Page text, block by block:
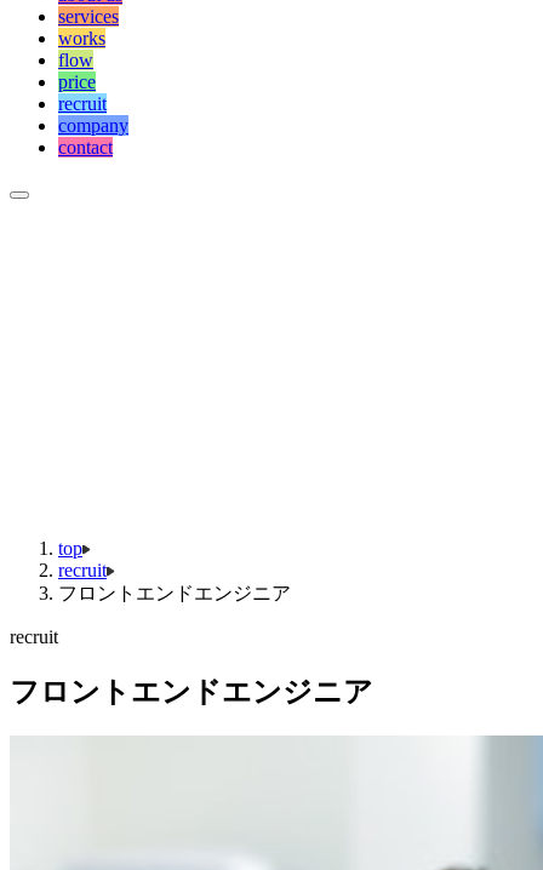
services
works
flow
price
recruit
company
contact
top
recruit
フロントエンドエンジニア
recruit
フロントエンドエンジニア